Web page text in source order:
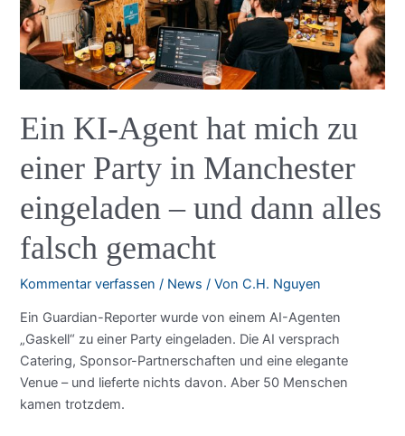
Bereichen
Ein KI-Agent hat mich zu
einer Party in Manchester
eingeladen – und dann alles
falsch gemacht
Kommentar verfassen / News / VonC.H. Nguyen
Ein Guardian-Reporter wurde von einem AI-Agenten
„Gaskell“ zu einer Party eingeladen. Die AI versprach
Catering, Sponsor-Partnerschaften und eine elegante
Venue – und lieferte nichts davon. Aber 50 Menschen
kamen trotzdem.